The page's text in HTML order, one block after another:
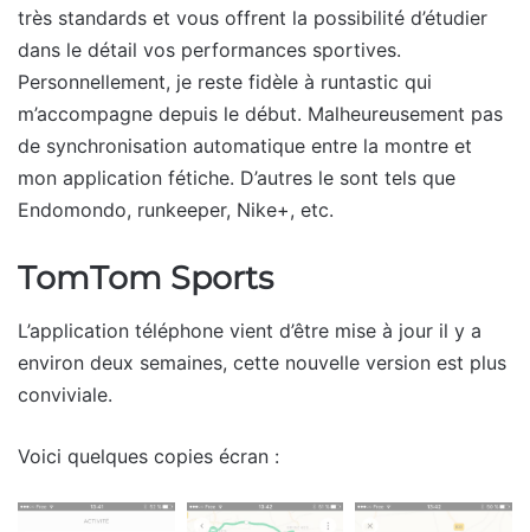
très standards et vous offrent la possibilité d’étudier
dans le détail vos performances sportives.
Personnellement, je reste fidèle à runtastic qui
m’accompagne depuis le début. Malheureusement pas
de synchronisation automatique entre la montre et
mon application fétiche. D’autres le sont tels que
Endomondo, runkeeper, Nike+, etc.
TomTom Sports
L’application téléphone vient d’être mise à jour il y a
environ deux semaines, cette nouvelle version est plus
conviviale.
Voici quelques copies écran :